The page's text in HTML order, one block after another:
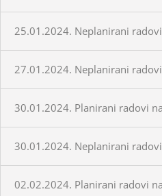
25.01.2024. Neplanirani
27.01.2024. Neplanirani
30.01.2024. Planirani radovi
30.01.2024. Neplanirani
02.02.2024. Planirani radovi